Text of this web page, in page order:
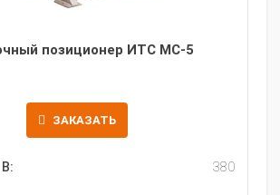
позиционер ИТС МС-5
ЗАКАЗАТЬ
380